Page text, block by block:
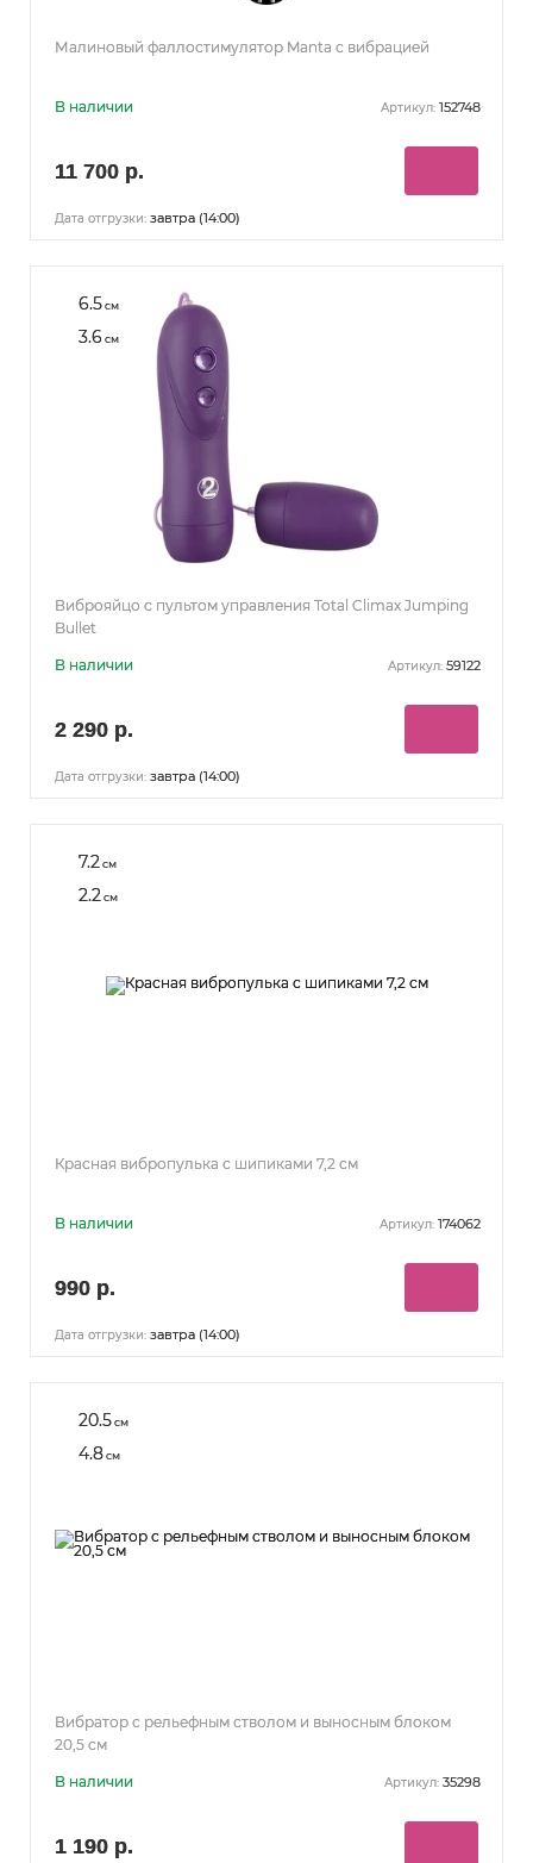
Малиновый фаллостимулятор Manta с вибрацией
В наличии Артикул: 152748
11 700 р.
Дата отгрузки: завтра (14:00)
6.5см
3.6 см
Виброяйцо с пультом управления Total Climax Jumping
Bullet
В наличии Артикул: 59122
2 290 р.
Дата отгрузки: завтра (14:00)
7.2см
2.2см
Красная вибропулька с шипиками 7,2 см
В наличии Артикул: 174062
990 р.
Дата отгрузки: завтра (14:00)
20.5см
4.8см
Вибратор с рельефным стволом и выносным блоком
20,5 см
В наличии Артикул: 35298
1 190 р.